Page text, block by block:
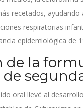
recetados, ayudando
respiratorias
epidemiológica de
de la
de
oral llevó al